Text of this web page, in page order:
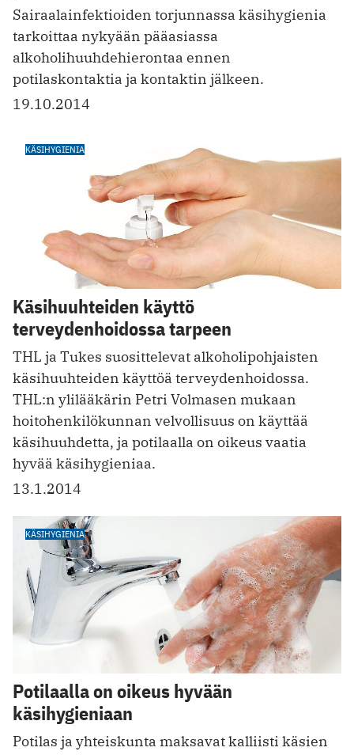
Sairaalainfektioiden torjunnassa käsihygienia
tarkoittaa nykyään pääasiassa
alkoholihuuhdehierontaa ennen
potilaskontaktia ja kontaktin jälkeen.
19.10.2014
KÄSIHYGIENIA
Käsihuuhteiden käyttö
terveydenhoidossa tarpeen
THL ja Tukes suosittelevat alkoholipohjaisten
käsihuuhteiden käyttöä terveydenhoidossa.
THL:n ylilääkärin Petri Volmasen mukaan
hoitohenkilökunnan velvollisuus on käyttää
käsihuuhdetta, ja potilaalla on oikeus vaatia
hyvää käsihygieniaa.
13.1.2014
KÄSIHYGIENIA
Potilaalla on oikeus hyvään
käsihygieniaan
Potilas ja yhteiskunta maksavat kalliisti käsien